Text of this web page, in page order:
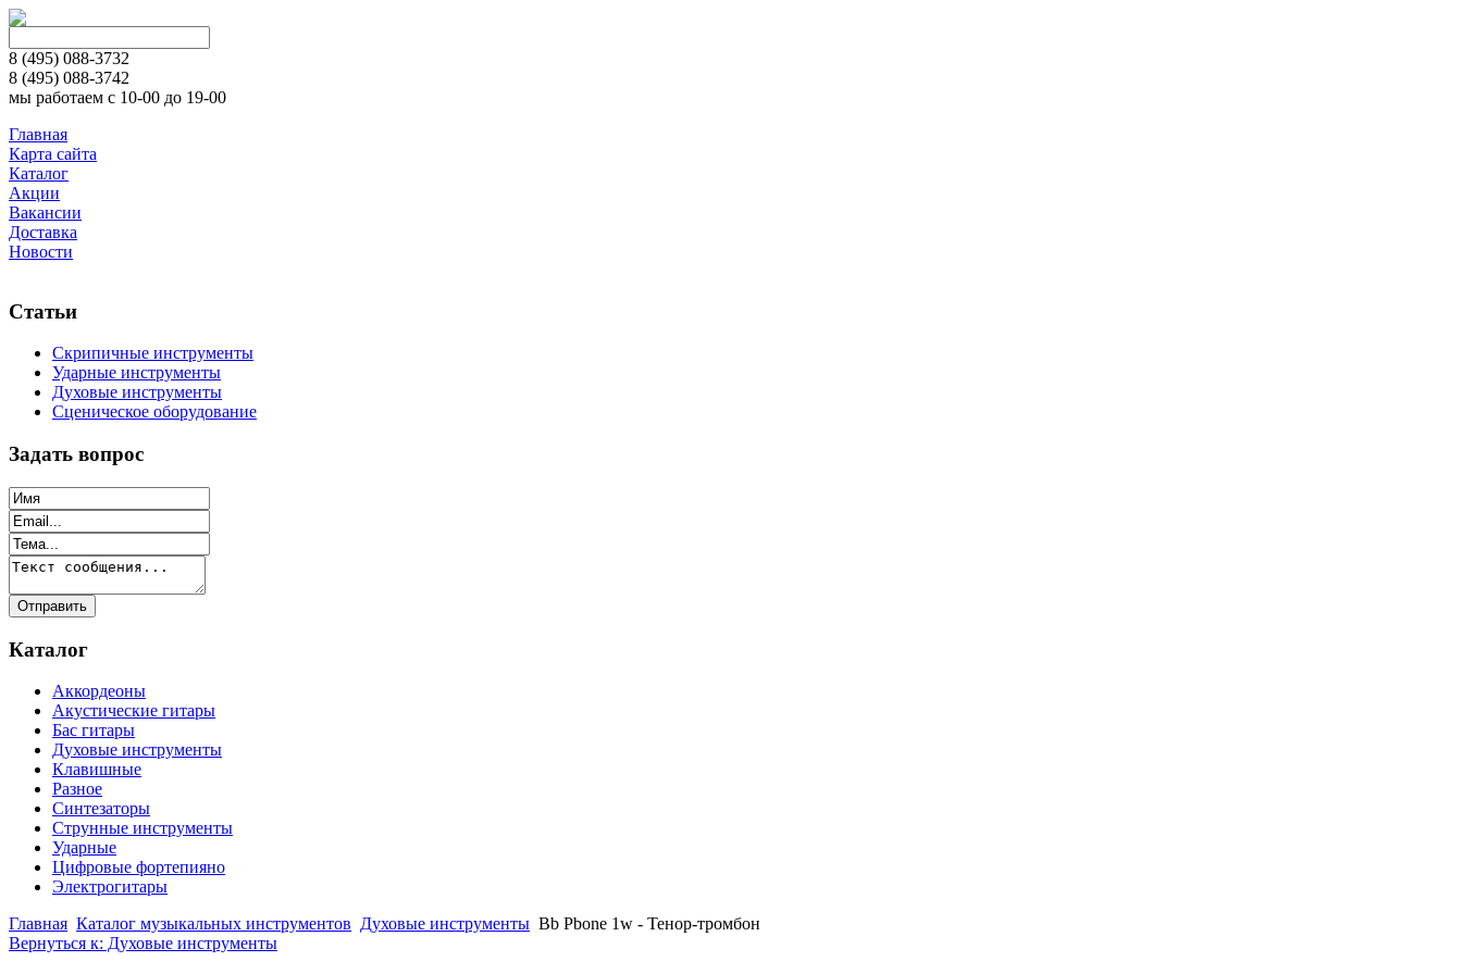
8 (495) 088-3732
8 (495) 088-3742
мы работаем с 10-00 до 19-00
Главная
Карта сайта
Каталог
Акции
Вакансии
Доставка
Новости
Статьи
Скрипичные инструменты
Ударные инструменты
Духовые инструменты
Сценическое оборудование
Задать вопрос
Каталог
Аккордеоны
Акустические гитары
Бас гитары
Духовые инструменты
Клавишные
Разное
Синтезаторы
Струнные инструменты
Ударные
Цифровые фортепияно
Электрогитары
Главная Каталог музыкальных инструментов Духовые инструменты Bb Pbone 1w - Тенор-тромбон
Вернуться к: Духовые инструменты